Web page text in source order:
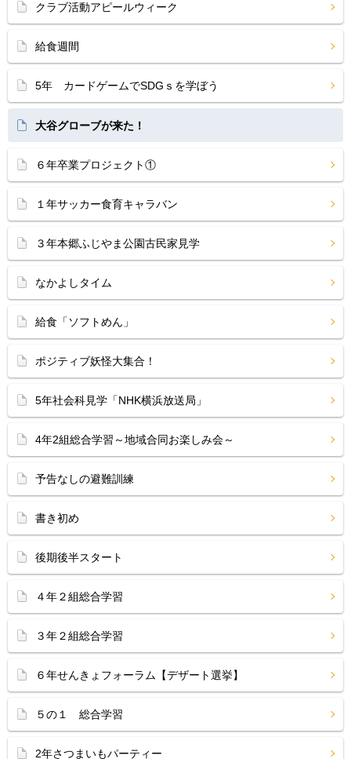
クラブ活動アピールウィーク
給食週間
5年 カードゲームでSDGｓを学ぼう
大谷グローブが来た！
６年卒業プロジェクト①
１年サッカー食育キャラバン
３年本郷ふじやま公園古民家見学
なかよしタイム
給食「ソフトめん」
ポジティブ妖怪大集合！
5年社会科見学「NHK横浜放送局」
4年2組総合学習～地域合同お楽しみ会～
予告なしの避難訓練
書き初め
後期後半スタート
４年２組総合学習
３年２組総合学習
６年せんきょフォーラム【デザート選挙】
５の１ 総合学習
2年さつまいもパーティー